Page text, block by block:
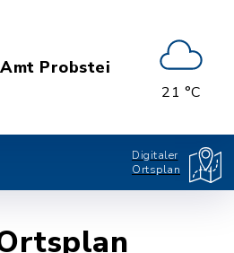
Amt Probstei
21 °C
Digitaler
Ortsplan